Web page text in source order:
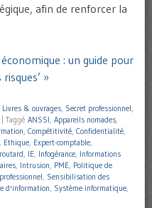
afin de renforcer la
: un guide pour
»
Livres & ouvrages, Secret professionnel,
Taggé ANSSI, Appareils nomades,
, Compétitivité, Confidentialité,
, Ethique, Expert-comptable,
, IE, Infogérance, Informations
, Intrusion, PME, Politique de
, Sensibilisation des
d'information, Système informatique,